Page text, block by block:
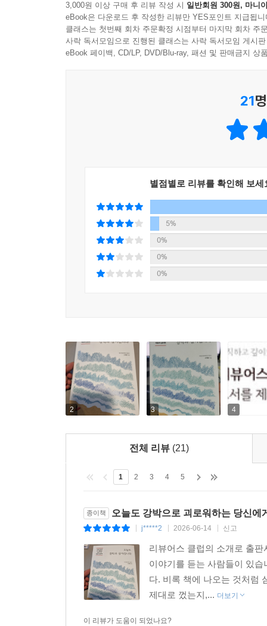
불확실성을 견디기 어려울수록 사람은 규칙을 더
초 단위로 정확한 시간표가 아니라 ‘유연한 가능
돌아오는 고무 같은 루틴이 불확실성을 견디는 힘
--- 「10장. 일상의 리듬: 루틴이 주는 안전감」 중
립니다. 한 번 나아지고, 다시 흔들리고, 또 조금
이렇게 대답합니다. “아니요, 제자리로 돌아가는
“강박이 시키는 대로 살지 않아도 됩니다”
내 안의 불청객을 깊이 이해하고 극복하도록 인도
가장 따뜻한 강박 치유심리서
정신건강의학과 전문의인 저자는 불안·강박·
치료의 핵심을 모두가 이해할 수 있는 언어로 이
법을 다룬다. ‘Part 2 훈련하기’에서는 생각에 휩
이어서 ‘Part 3 확장하기’에서는 일상에서 실천
마음을 회복하도록 돕는다. 마지막 ‘Part 4 공존
성숙하게 공존하는 새로운 삶으로 독자들을 안내
3,000원 이상 구매 후 리뷰 작성 시 일반회원 300원, 마니
eBook은 다운로드 후 작성한 리뷰만 YES포인트 지급됩니
클래스는 첫번째 회차 주문확정 시점부터 마지막 회차 주
사락 독서모임으로 진행된 클래스는 사락 독서모임 게시
eBook 페이백, CD/LP, DVD/Blu-ray, 패션 및 판매금지 상
21
별점별로 리뷰를 확인해 보세
5%
0%
0%
0%
2 3 4
전체 리뷰 (21)
1 2 3 4 5
종이책 오늘도 강박으로 괴로워하는 당신에
j*****2 2026-06-14 신고
리뷰어스 클럽의 소개로 출
이야기를 듣는 사람들이 있
다. 비록 책에 나오는 것처럼
제대로 껐는지,... 더보기
이 리뷰가 도움이 되었나요?